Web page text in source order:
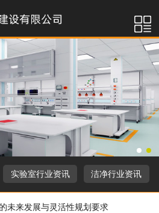
实验室行业资讯 洁净行业资讯
未来发展与灵活性规划要求